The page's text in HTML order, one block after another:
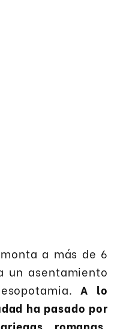
a más de 6
un asentamiento
A lo
ha pasado por